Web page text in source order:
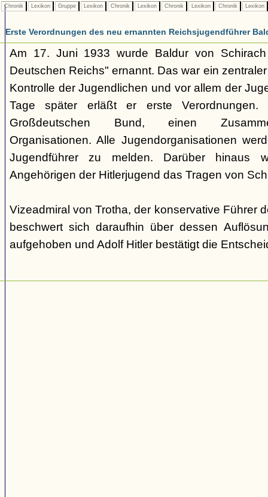
Chronik Lexikon Gruppe Lexikon Chronik Lexikon Chronik Lexikon Chronik Lexikon
Erste Verordnungen des neu ernannten Reichsjugendführer
Am 17. Juni 1933 wurde Baldur von
Deutschen Reichs" ernannt. Das war ein
Kontrolle der Jugendlichen und vor allem der
Tage später erläßt er erste
Großdeutschen Bund, einen
Organisationen. Alle Jugendorganisationen
Jugendführer zu melden. Darüber
Angehörigen der Hitlerjugend das Tragen von
Vizeadmiral von Trotha, der konservative Führer
beschwert sich daraufhin über dessen
aufgehoben und Adolf Hitler bestätigt die